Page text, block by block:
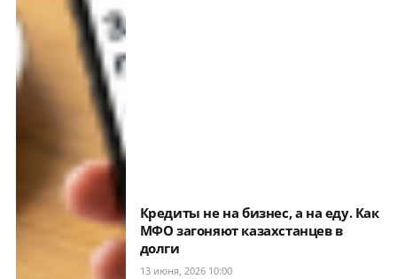
Кредиты не на бизнес, а на еду. Как
МФО загоняют казахстанцев в
долги
13 июня, 2026 10:00